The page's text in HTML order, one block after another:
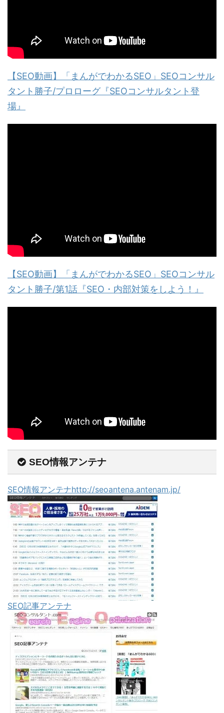
【SEO動画】「まんがでわかるSEO」SEOコンサル
タント勝子/プロローグ『SEOコンサルタント登
場』
【SEO動画】「まんがでわかるSEO」SEOコンサル
タント勝子/第1話『SEO・内部対策をしよう！』
SEO情報アンテナ
SEO情報アンテナhttp://seoantena.antenam.jp/
SEO記事アンテナ